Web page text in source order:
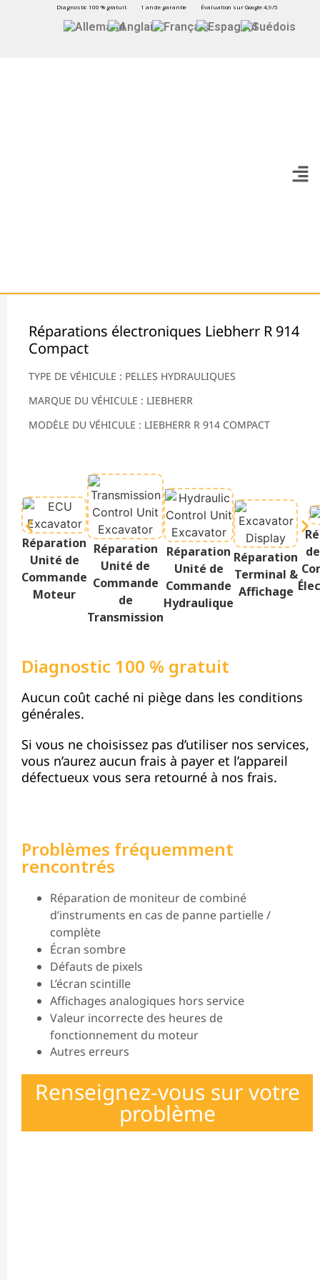
Diagnostic 100 % gratuit 1 an de garantie Évaluation sur Google 4,9/5
Réparations électroniques Liebherr R 914
Compact
TYPE DE VÉHICULE : PELLES HYDRAULIQUES
MARQUE DU VÉHICULE : LIEBHERR
MODÈLE DU VÉHICULE : LIEBHERR R 914 COMPACT
Réparation
Unité de
Commande
Moteur
Réparation
Unité de
Commande
de
Transmission
Réparation
Unité de
Commande
Hydraulique
Réparation
Terminal &
Affichage
Diagnostic 100 % gratuit
Aucun coût caché ni piège dans les conditions
générales.
Si vous ne choisissez pas d’utiliser nos services,
vous n’aurez aucun frais à payer et l’appareil
défectueux vous sera retourné à nos frais.
Problèmes fréquemment
rencontrés
Réparation de moniteur de combiné
d’instruments en cas de panne partielle /
complète
Écran sombre
Défauts de pixels
L’écran scintille
Affichages analogiques hors service
Valeur incorrecte des heures de
fonctionnement du moteur
Autres erreurs
Renseignez-vous sur votre
problème